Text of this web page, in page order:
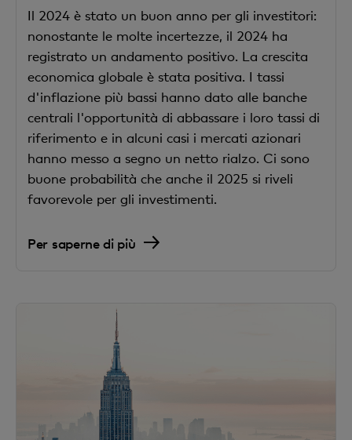
Il 2024 è stato un buon anno per gli investitori:
nonostante le molte incertezze, il 2024 ha
registrato un andamento positivo. La crescita
economica globale è stata positiva. I tassi
d'inflazione più bassi hanno dato alle banche
centrali l'opportunità di abbassare i loro tassi di
riferimento e in alcuni casi i mercati azionari
hanno messo a segno un netto rialzo. Ci sono
buone probabilità che anche il 2025 si riveli
favorevole per gli investimenti.
Per saperne di più